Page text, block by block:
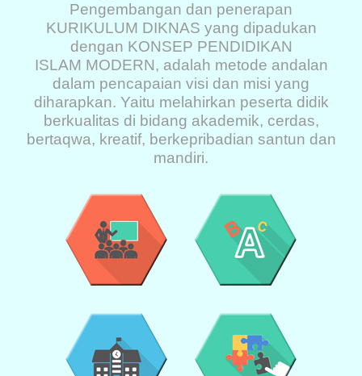
Pengembangan dan penerapan
KURIKULUM DIKNAS yang dipadukan
dengan KONSEP PENDIDIKAN
ISLAM MODERN, adalah metode andalan
dalam pencapaian visi dan misi yang
diharapkan. Yaitu melahirkan peserta didik
berkualitas di bidang akademik, cerdas,
bertaqwa, kreatif, berkepribadian santun dan
mandiri.